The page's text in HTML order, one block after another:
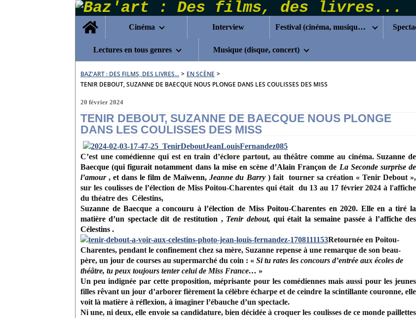
Home
Cinéma
Interview Festival (cinéma, musique...)
Lectures en tous genres Musique (disque, concert)
BAZ'ART : DES FILMS, DES LIVRES... > EN SCÈNE >
TENIR DEBOUT, SUZANNE DE BAECQUE NOUS PLONGE DANS LES COULISSES DES MISS
20 février 2024
TENIR DEBOUT, SUZANNE DE BAECQUE NOUS PLONGE
DANS LES COULISSES DES MISS
C’est une comédienne qui est en train d’éclore partout, au théâtre comme au cinéma. Suzanne de
Baecque (qui figurait notamment dans la mise en scène d’Alain Françon de La Seconde surprise de
l’amour, et dans le film de Maïwenn,Jeanne du Barry) fait tourner sa création « Tenir Debout »,
sur les coulisses de l’élection de Miss Poitou-Charentes qui était du 13 au 17 février 2024 à l'affiche
du théatre des Célestins,
Suzanne de Baecque a concouru à l’élection de Miss Poitou-Charentes en 2020. Elle en a tiré la
matière d’un spectacle dit de restitution , Tenir debout, qui était la semaine passée à l’affiche des
Célestins .
Retournée en Poitou-
Charentes, pendant le confinement chez sa mère, Suzanne repense à une remarque de son beau-
père, un jour de courses au supermarché du coin : « Si tu rates les concours d’entrée aux écoles de
théâtre, tu peux toujours tenter celui de Miss France… »
Un peu indignée par cette proposition, méprisante pour les comédiennes mais aussi pour les jeunes
filles rêvant un jour d’arborer fièrement la célèbre écharpe et de ceindre la scintillante couronne, elle
voit là matière à réflexion, à imaginer l’ébauche d’un spectacle.
Ni une, ni deux, elle envoie sa candidature, bien décidée à croquer les coulisses de ce monde paillettes